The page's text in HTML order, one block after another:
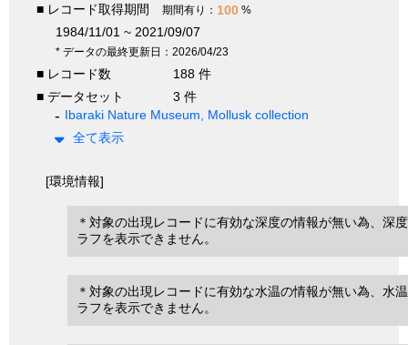
■ レコード取得期間
期間有り： 100 %
1984/11/01 ~ 2021/09/07
* データの最終更新日：2026/04/23
■ レコード数
188 件
■ データセット
3 件
Ibaraki Nature Museum, Mollusk collection
全て表示
[環境情報]
＊対象の出現レコードに有効な深度の情報が無い為、深
ラフを表示できません。
＊対象の出現レコードに有効な水温の情報が無い為、水
ラフを表示できません。